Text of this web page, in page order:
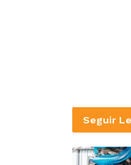
Seguir